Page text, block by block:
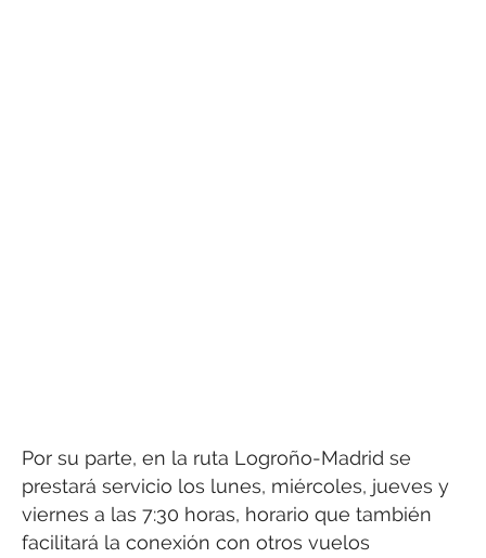
Por su parte, en la ruta Logroño-Madrid se
prestará servicio los lunes, miércoles, jueves y
viernes a las 7:30 horas, horario que también
facilitará la conexión con otros vuelos